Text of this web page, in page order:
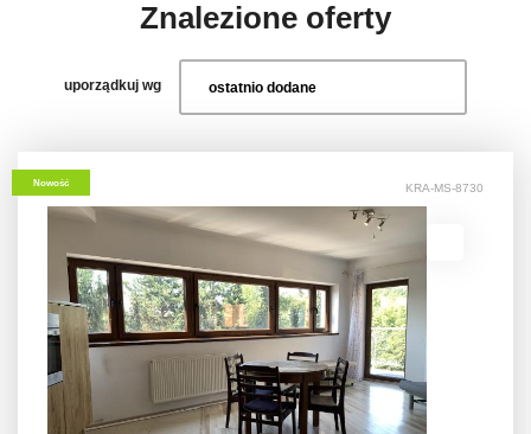
Znalezione oferty
uporządkuj wg
Nowość KRA-MS-8730